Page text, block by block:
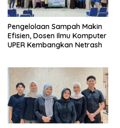
Pengelolaan Sampah Makin
Efisien, Dosen Ilmu Komputer
UPER Kembangkan Netrash